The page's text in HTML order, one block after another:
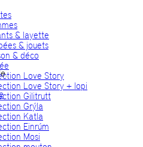
& layette
& jouets
& déco
Love Story
Love Story + lopi
Gilitrutt
Grýla
Katla
Einrúm
Mosi